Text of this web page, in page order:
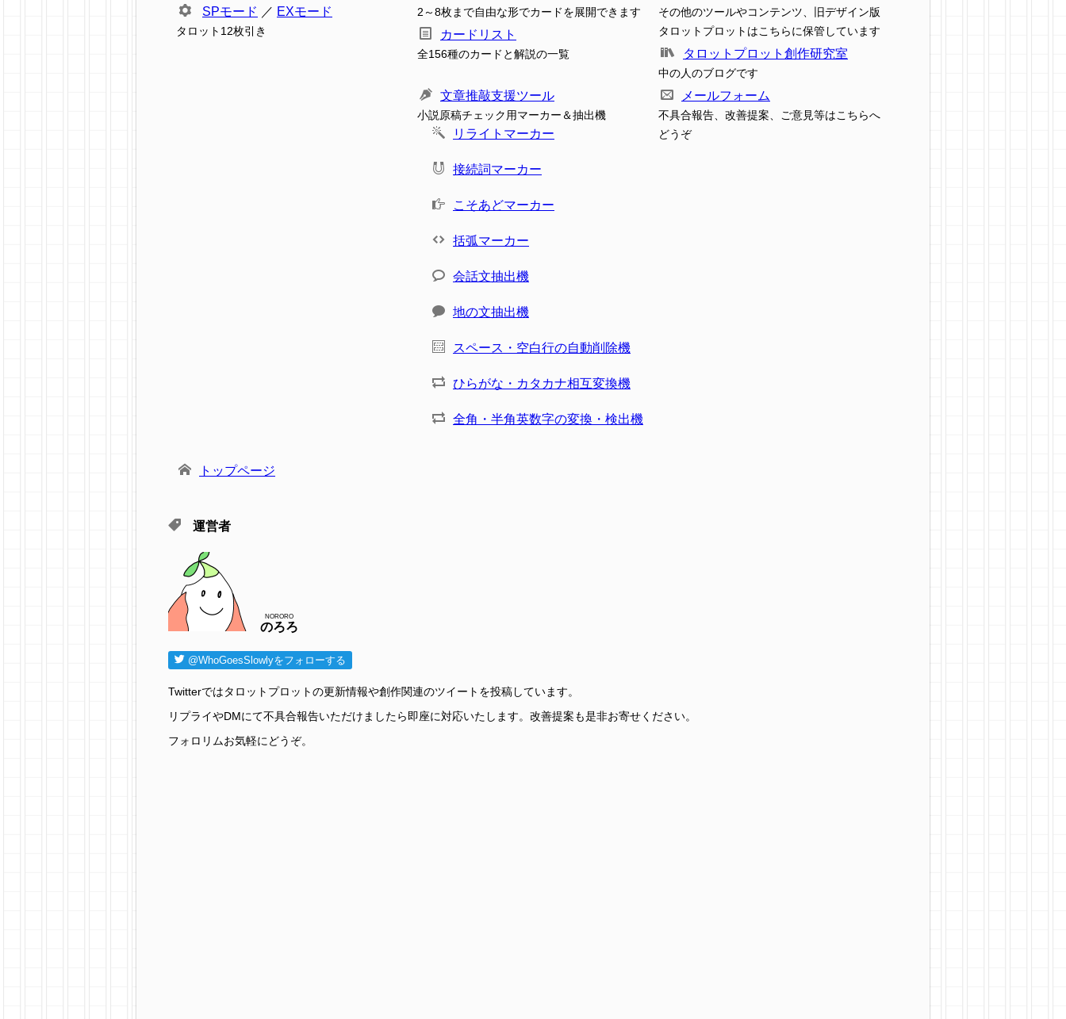
SPモード ／ EXモード
タロット12枚引き
2～8枚まで自由な形でカードを展開できます
カードリスト
全156種のカードと解説の一覧
文章推敲支援ツール
小説原稿チェック用マーカー＆抽出機
リライトマーカー
接続詞マーカー
こそあどマーカー
括弧マーカー
会話文抽出機
地の文抽出機
スペース・空白行の自動削除機
ひらがな・カタカナ相互変換機
全角・半角英数字の変換・検出機
その他のツールやコンテンツ、旧デザイン版
タロットプロットはこちらに保管しています
タロットプロット創作研究室
中の人のブログです
メールフォーム
不具合報告、改善提案、ご意見等はこちらへ
どうぞ
トップページ
運営者
のろろ
NORORO
@WhoGoesSlowlyをフォローする
Twitterではタロットプロットの更新情報や創作関連のツイートを投稿しています。
リプライやDMにて不具合報告いただけましたら即座に対応いたします。改善提案も是非お寄せください。
フォロリムお気軽にどうぞ。